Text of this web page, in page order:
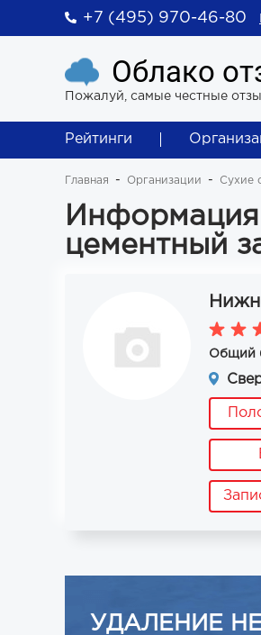
+7 (495) 970-46-80
Облако
Пожалуй, самые честные
Рейтинги
Главная Организации Сухие
Информация
цементный
Общий
УДАЛЕНИЕ